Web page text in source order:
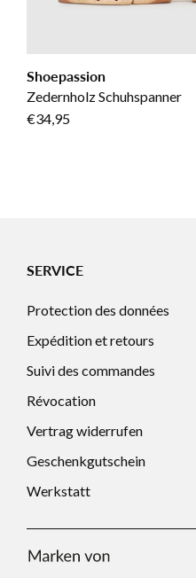
Shoepassion
Zedernholz Schuhspanner
€34,95
SERVICE
Protection des données
Expédition et retours
Suivi des commandes
Révocation
Vertrag widerrufen
Geschenkgutschein
Werkstatt